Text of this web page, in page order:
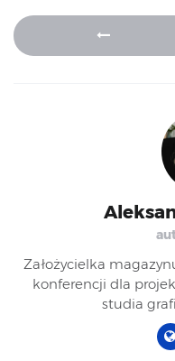
Założycielka
konferencji dla
studia